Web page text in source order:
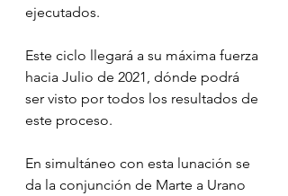
ejecutados.
Este ciclo llegará a su máxima fuerza
hacia Julio de 2021, dónde podrá
ser visto por todos los resultados de
este proceso.
En simultáneo con esta lunación se
da la conjunción de Marte a Urano